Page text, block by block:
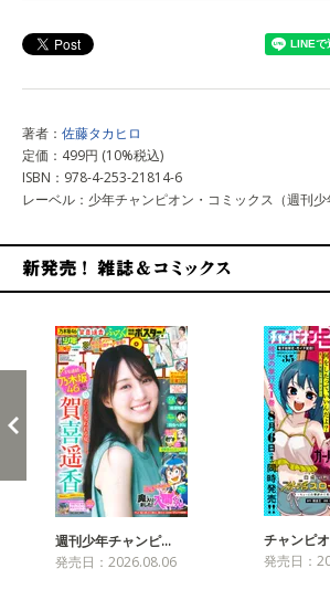
著者： 佐藤タカヒロ
定価：499円 (10%税込)
ISBN：978-4-253-21814-6
レーベル：少年チャンピオン・コミックス（週刊少
週刊少年チャンピ…
発売日：2026.08.06
チャンピ
発売日：